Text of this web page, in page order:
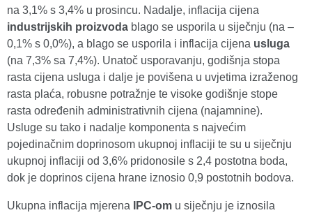
na 3,1% s 3,4% u prosincu. Nadalje, inflacija cijena
industrijskih proizvoda blago se usporila u siječnju (na –
0,1% s 0,0%), a blago se usporila i inflacija cijena usluga
(na 7,3% sa 7,4%). Unatoč usporavanju, godišnja stopa
rasta cijena usluga i dalje je povišena u uvjetima izraženog
rasta plaća, robusne potražnje te visoke godišnje stope
rasta određenih administrativnih cijena (najamnine).
Usluge su tako i nadalje komponenta s najvećim
pojedinačnim doprinosom ukupnoj inflaciji te su u siječnju
ukupnoj inflaciji od 3,6% pridonosile s 2,4 postotna boda,
dok je doprinos cijena hrane iznosio 0,9 postotnih bodova.
Ukupna inflacija mjerena IPC-om u siječnju je iznosila